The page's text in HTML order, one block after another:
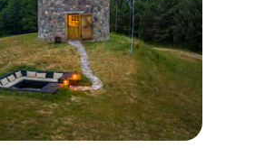
média de 5, 21 avaliações